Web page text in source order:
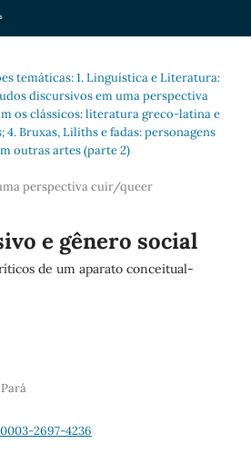
temáticas: 1. Linguística e Literatura:
discursivos em uma perspectiva
os clássicos: literatura greco-latina e
Bruxas, Liliths e fadas: personagens
outras artes (parte 2)
perspectiva cuir/queer
e gênero social
de um aparato conceitual-
2697-4236